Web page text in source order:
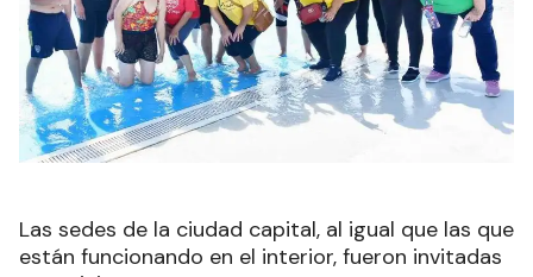
Las sedes de la ciudad capital, al igual que las que
están funcionando en el interior, fueron invitadas